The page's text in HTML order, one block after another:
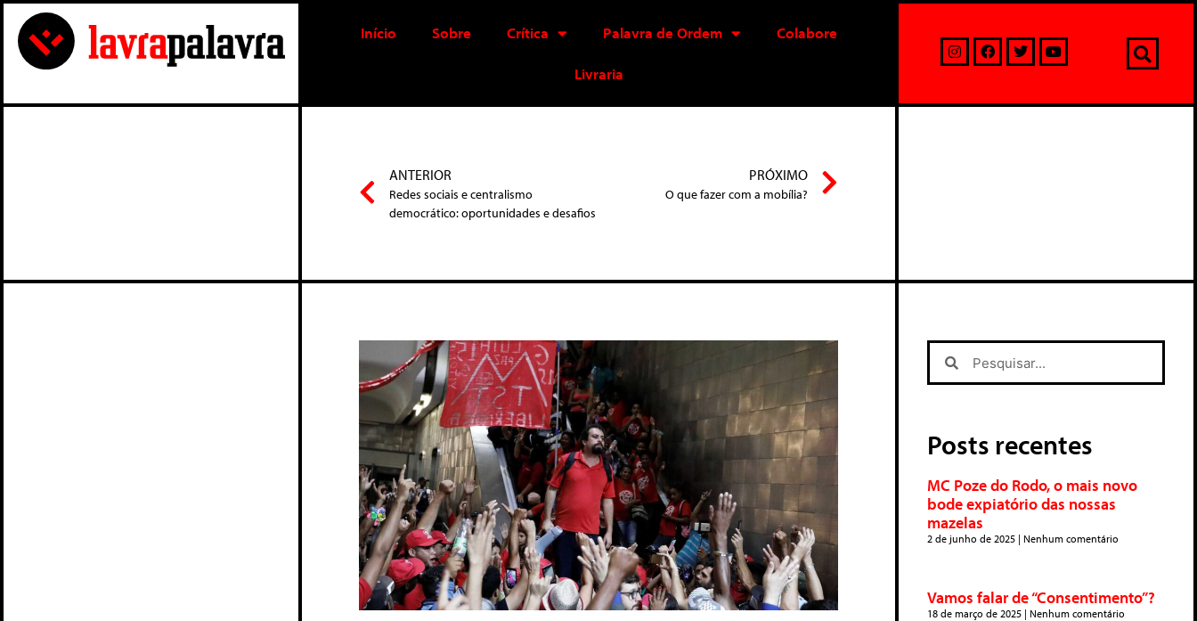
Início Sobre Crítica Palavra de Ordem Colabore
Livraria
ANTERIOR
Redes sociais e centralismo
democrático: oportunidades e desafios
PRÓXIMO
O que fazer com a mobília?
Posts recentes
MC Poze do Rodo, o mais novo
bode expiatório das nossas
mazelas
2 de junho de 2025 Nenhum comentário
Vamos falar de “Consentimento”?
18 de março de 2025 Nenhum comentário